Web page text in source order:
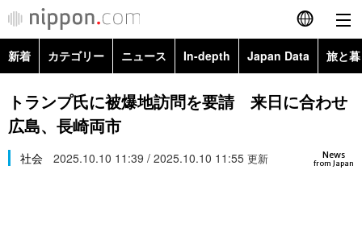
English
简体字
カテゴリー
新着 カテゴリー ニュース In-depth Japan Data 旅と
政治・外交
経済・ビジネス
Topics
トランプ氏に被爆地訪問を要請 来日に合わせ
広島、長崎両市
News
from Japan
社会 2025.10.10 11:39 / 2025.10.10 11:55 更新